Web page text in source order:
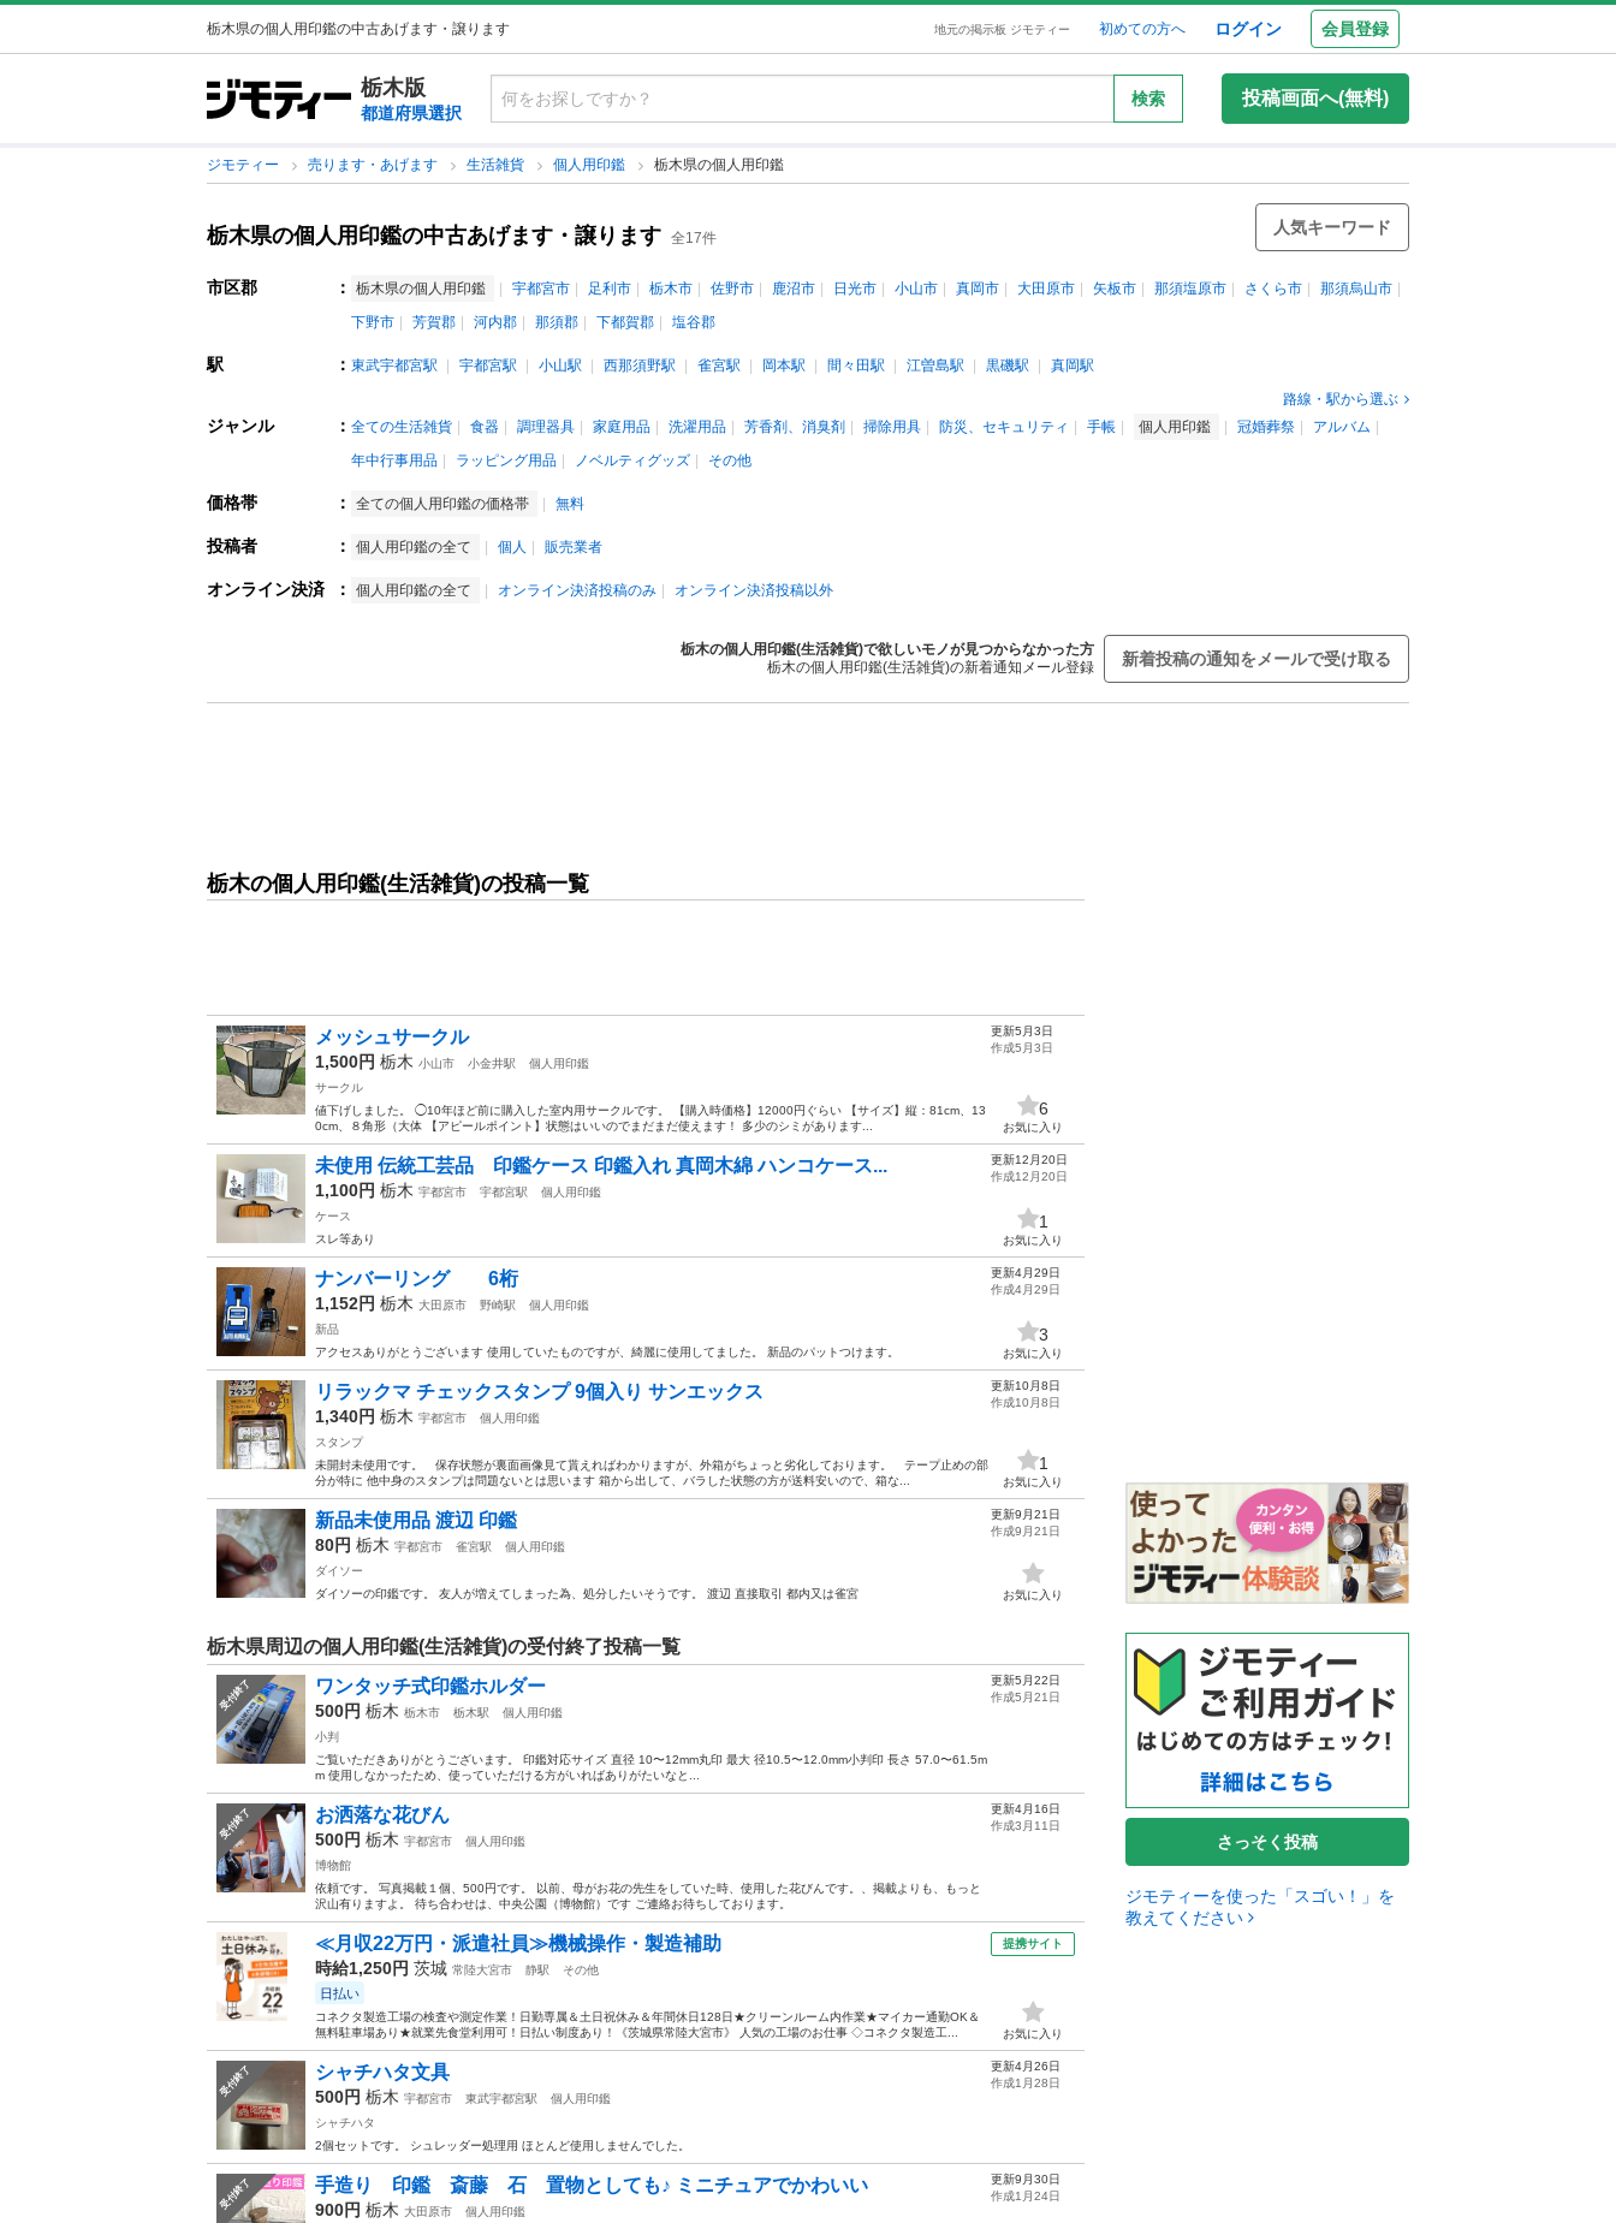
栃木県の個人用印鑑の中古あげます・譲ります 地元の掲示板 ジモティー 初めての方へ ログイン 会員登録
栃木版
都道府県選択
検索 投稿画面へ(無料)
ジモティー 売ります・あげます 生活雑貨 個人用印鑑 栃木県の個人用印鑑
栃木県の個人用印鑑の中古あげます・譲ります 全17件
人気キーワード
市区郡 ： 栃木県の個人用印鑑 宇都宮市 足利市 栃木市 佐野市 鹿沼市 日光市 小山市 真岡市 大田原市 矢板市 那須塩原市 さくら市
那須烏山市
下野市
芳賀郡 河内郡 那須郡 下都賀郡 塩谷郡
駅 ： 東武宇都宮駅 宇都宮駅 小山駅 西那須野駅 雀宮駅 岡本駅 間々田駅 江曽島駅 黒磯駅
真岡駅
路線・駅から選ぶ
ジャンル ： 全ての生活雑貨 食器 調理器具 家庭用品 洗濯用品 芳香剤、消臭剤 掃除用具 防災、セキュリティ 手帳 個人用印鑑 冠婚葬祭
アルバム
年中行事用品
ラッピング用品 ノベルティグッズ その他
価格帯 ： 全ての個人用印鑑の価格帯 無料
投稿者 ： 個人用印鑑の全て 個人 販売業者
オンライン決済 ： 個人用印鑑の全て オンライン決済投稿のみ オンライン決済投稿以外
栃木の個人用印鑑(生活雑貨)で欲しいモノが見つからなかった方
栃木の個人用印鑑(生活雑貨)の新着通知メール登録
新着投稿の通知をメールで受け取る
栃木の個人用印鑑(生活雑貨)の投稿一覧
メッシュサークル
1,500円 栃木 小山市 小金井駅
個人用印鑑
サークル
値下げしました。 ◯10年ほど前に購入した室内用サークルです。 【購入時価格】12000円ぐらい 【サイズ】縦：81cm、13
0cm、８角形（大体 【アピールポイント】状態はいいのでまだまだ使えます！ 多少のシミがあります...
更新5月3日
作成5月3日
6
お気に入り
未使用 伝統工芸品 印鑑ケース 印鑑入れ 真岡木綿 ハンコケース...
1,100円 栃木 宇都宮市 宇都宮駅
個人用印鑑
ケース
スレ等あり
更新12月20日
作成12月20日
1
お気に入り
ナンバーリング 6桁
1,152円 栃木 大田原市 野崎駅
個人用印鑑
新品
アクセスありがとうございます 使用していたものですが、綺麗に使用してました。 新品のパットつけます。
更新4月29日
作成4月29日
3
お気に入り
リラックマ チェックスタンプ 9個入り サンエックス
1,340円 栃木 宇都宮市
個人用印鑑
スタンプ
未開封未使用です。 保存状態が裏面画像見て貰えればわかりますが、外箱がちょっと劣化しております。 テープ止めの部
分が特に 他中身のスタンプは問題ないとは思います 箱から出して、バラした状態の方が送料安いので、箱な...
更新10月8日
作成10月8日
1
お気に入り
新品未使用品 渡辺 印鑑
80円 栃木 宇都宮市 雀宮駅
個人用印鑑
ダイソー
ダイソーの印鑑です。 友人が増えてしまった為、処分したいそうです。 渡辺 直接取引 都内又は雀宮
更新9月21日
作成9月21日
お気に入り
栃木県周辺の個人用印鑑(生活雑貨)の受付終了投稿一覧
受付終了 ワンタッチ式印鑑ホルダー
500円 栃木 栃木市 栃木駅
個人用印鑑
小判
ご覧いただきありがとうございます。 印鑑対応サイズ 直径 10〜12mm丸印 最大 径10.5〜12.0mm小判印 長さ 57.0〜61.5m
m 使用しなかったため、使っていただける方がいればありがたいなと...
更新5月22日
作成5月21日
受付終了 お洒落な花びん
500円 栃木 宇都宮市
個人用印鑑
博物館
依頼です。 写真掲載１個、500円です。 以前、母がお花の先生をしていた時、使用した花びんです。、掲載よりも、もっと
沢山有りますよ。 待ち合わせは、中央公園（博物館）です ご連絡お待ちしております。
更新4月16日
作成3月11日
≪月収22万円・派遣社員≫機械操作・製造補助
時給1,250円 茨城 常陸大宮市 静駅 その他
日払い
コネクタ製造工場の検査や測定作業！日勤専属＆土日祝休み＆年間休日128日★クリーンルーム内作業★マイカー通勤OK＆
無料駐車場あり★就業先食堂利用可！日払い制度あり！《茨城県常陸大宮市》 人気の工場のお仕事 ◇コネクタ製造工...
提携サイト
お気に入り
受付終了 シャチハタ文具
500円 栃木 宇都宮市 東武宇都宮駅
個人用印鑑
シャチハタ
2個セットです。 シュレッダー処理用 ほとんど使用しませんでした。
更新4月26日
作成1月28日
受付終了 手造り 印鑑 斎藤 石 置物としても♪ ミニチュアでかわいい
900円 栃木 大田原市
個人用印鑑
更新9月30日
作成1月24日
さっそく投稿
ジモティーを使った「スゴい！」を
教えてください